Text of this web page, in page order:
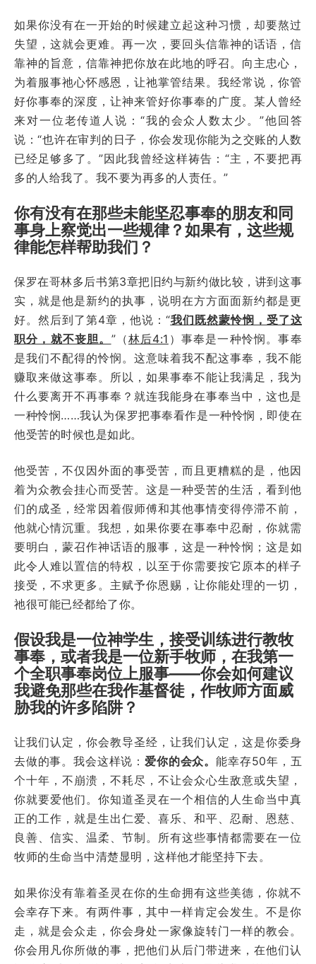
如果你没有在一开始的时候建立起这种习惯，却要熬过
失望，这就会更难。再一次，要回头信靠神的话语，信
靠神的旨意，信靠神把你放在此地的呼召。向主忠心，
为着服事祂心怀感恩，让祂掌管结果。我经常说，你管
好你事奉的深度，让神来管好你事奉的广度。某人曾经
来对一位老传道人说： “我的会众人数太少。”他回答
说：“也许在审判的日子，你会发现你能为之交账的人数
已经足够多了。”因此我曾经这样祷告：“主，不要把再
多的人给我了。我不要为再多的人责任。”
你有没有在那些未能坚忍事奉的朋友和同
事身上察觉出一些规律？如果有，这些规
律能怎样帮助我们？
保罗在哥林多后书第3章把旧约与新约做比较，讲到这事
实，就是他是新约的执事，说明在方方面面新约都是更
好。然后到了第4章，他说： “我们既然蒙怜悯，受了这
职分，就不丧胆。 ” （林后4:1 ）事奉是一种怜悯。事奉
是我们不配得的怜悯。这意味着我不配这事奉，我不能
赚取来做这事奉。所以，如果事奉不能让我满足，我为
什么要离开不再事奉？就连我能身在事奉当中，这也是
一种怜悯……我认为保罗把事奉看作是一种怜悯，即使在
他受苦的时候也是如此。
他受苦，不仅因外面的事受苦，而且更糟糕的是，他因
着为众教会挂心而受苦。这是一种受苦的生活，看到他
们的成圣，经常因着假师傅和其他事情变得停滞不前，
他就心情沉重。我想，如果你要在事奉中忍耐，你就需
要明白，蒙召作神话语的服事，这是一种怜悯；这是如
此令人难以置信的特权，以至于你需要按它原本的样子
接受，不求更多。主赋予你恩赐，让你能处理的一切，
祂很可能已经都给了你。
假设我是一位神学生，接受训练进行教牧
事奉，或者我是一位新手牧师，在我第一
个全职事奉岗位上服事——你会如何建议
我避免那些在我作基督徒，作牧师方面威
胁我的许多陷阱？
让我们认定，你会教导圣经，让我们认定，这是你委身
去做的事。我会这样说： 爱你的会众。能幸存50年，五
个十年，不崩溃，不耗尽，不让会众心生敌意或失望，
你就要爱他们。你知道圣灵在一个相信的人生命当中真
正的工作，就是生出仁爱、喜乐、和平、忍耐、恩慈、
良善、信实、温柔、节制。所有这些事情都需要在一位
牧师的生命当中清楚显明，这样他才能坚持下去。
如果你没有靠着圣灵在你的生命拥有这些美德，你就不
会幸存下来。有两件事，其中一样肯定会发生。不是你
走，就是会众走，你会身处一家像旋转门一样的教会。
你会用凡你所做的事，把他们从后门带进来，在他们认